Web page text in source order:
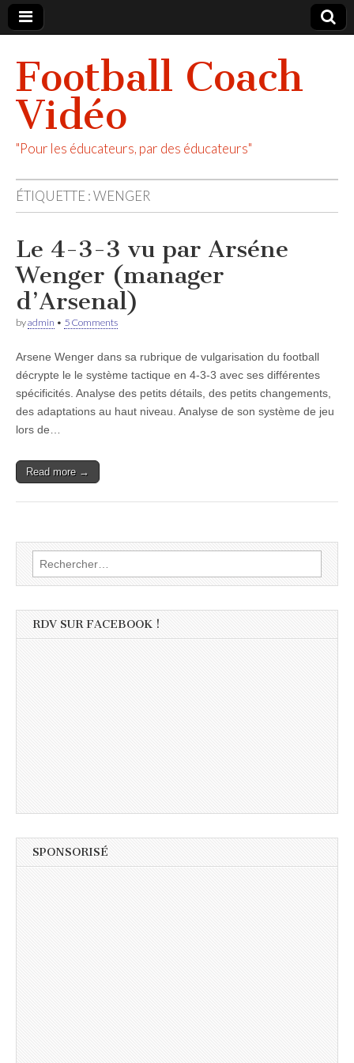
Football Coach
Vidéo
"Pour les éducateurs, par des éducateurs"
ÉTIQUETTE :WENGER
Le 4-3-3 vu par Arséne
Wenger (manager
d’Arsenal)
byadmin • 5 Comments
Arsene Wenger dans sa rubrique de vulgarisation du football
décrypte le le système tactique en 4-3-3 avec ses différentes
spécificités. Analyse des petits détails, des petits changements,
des adaptations au haut niveau. Analyse de son système de jeu
lors de…
Read more →
Rechercher :
RDV SUR FACEBOOK !
SPONSORISÉ